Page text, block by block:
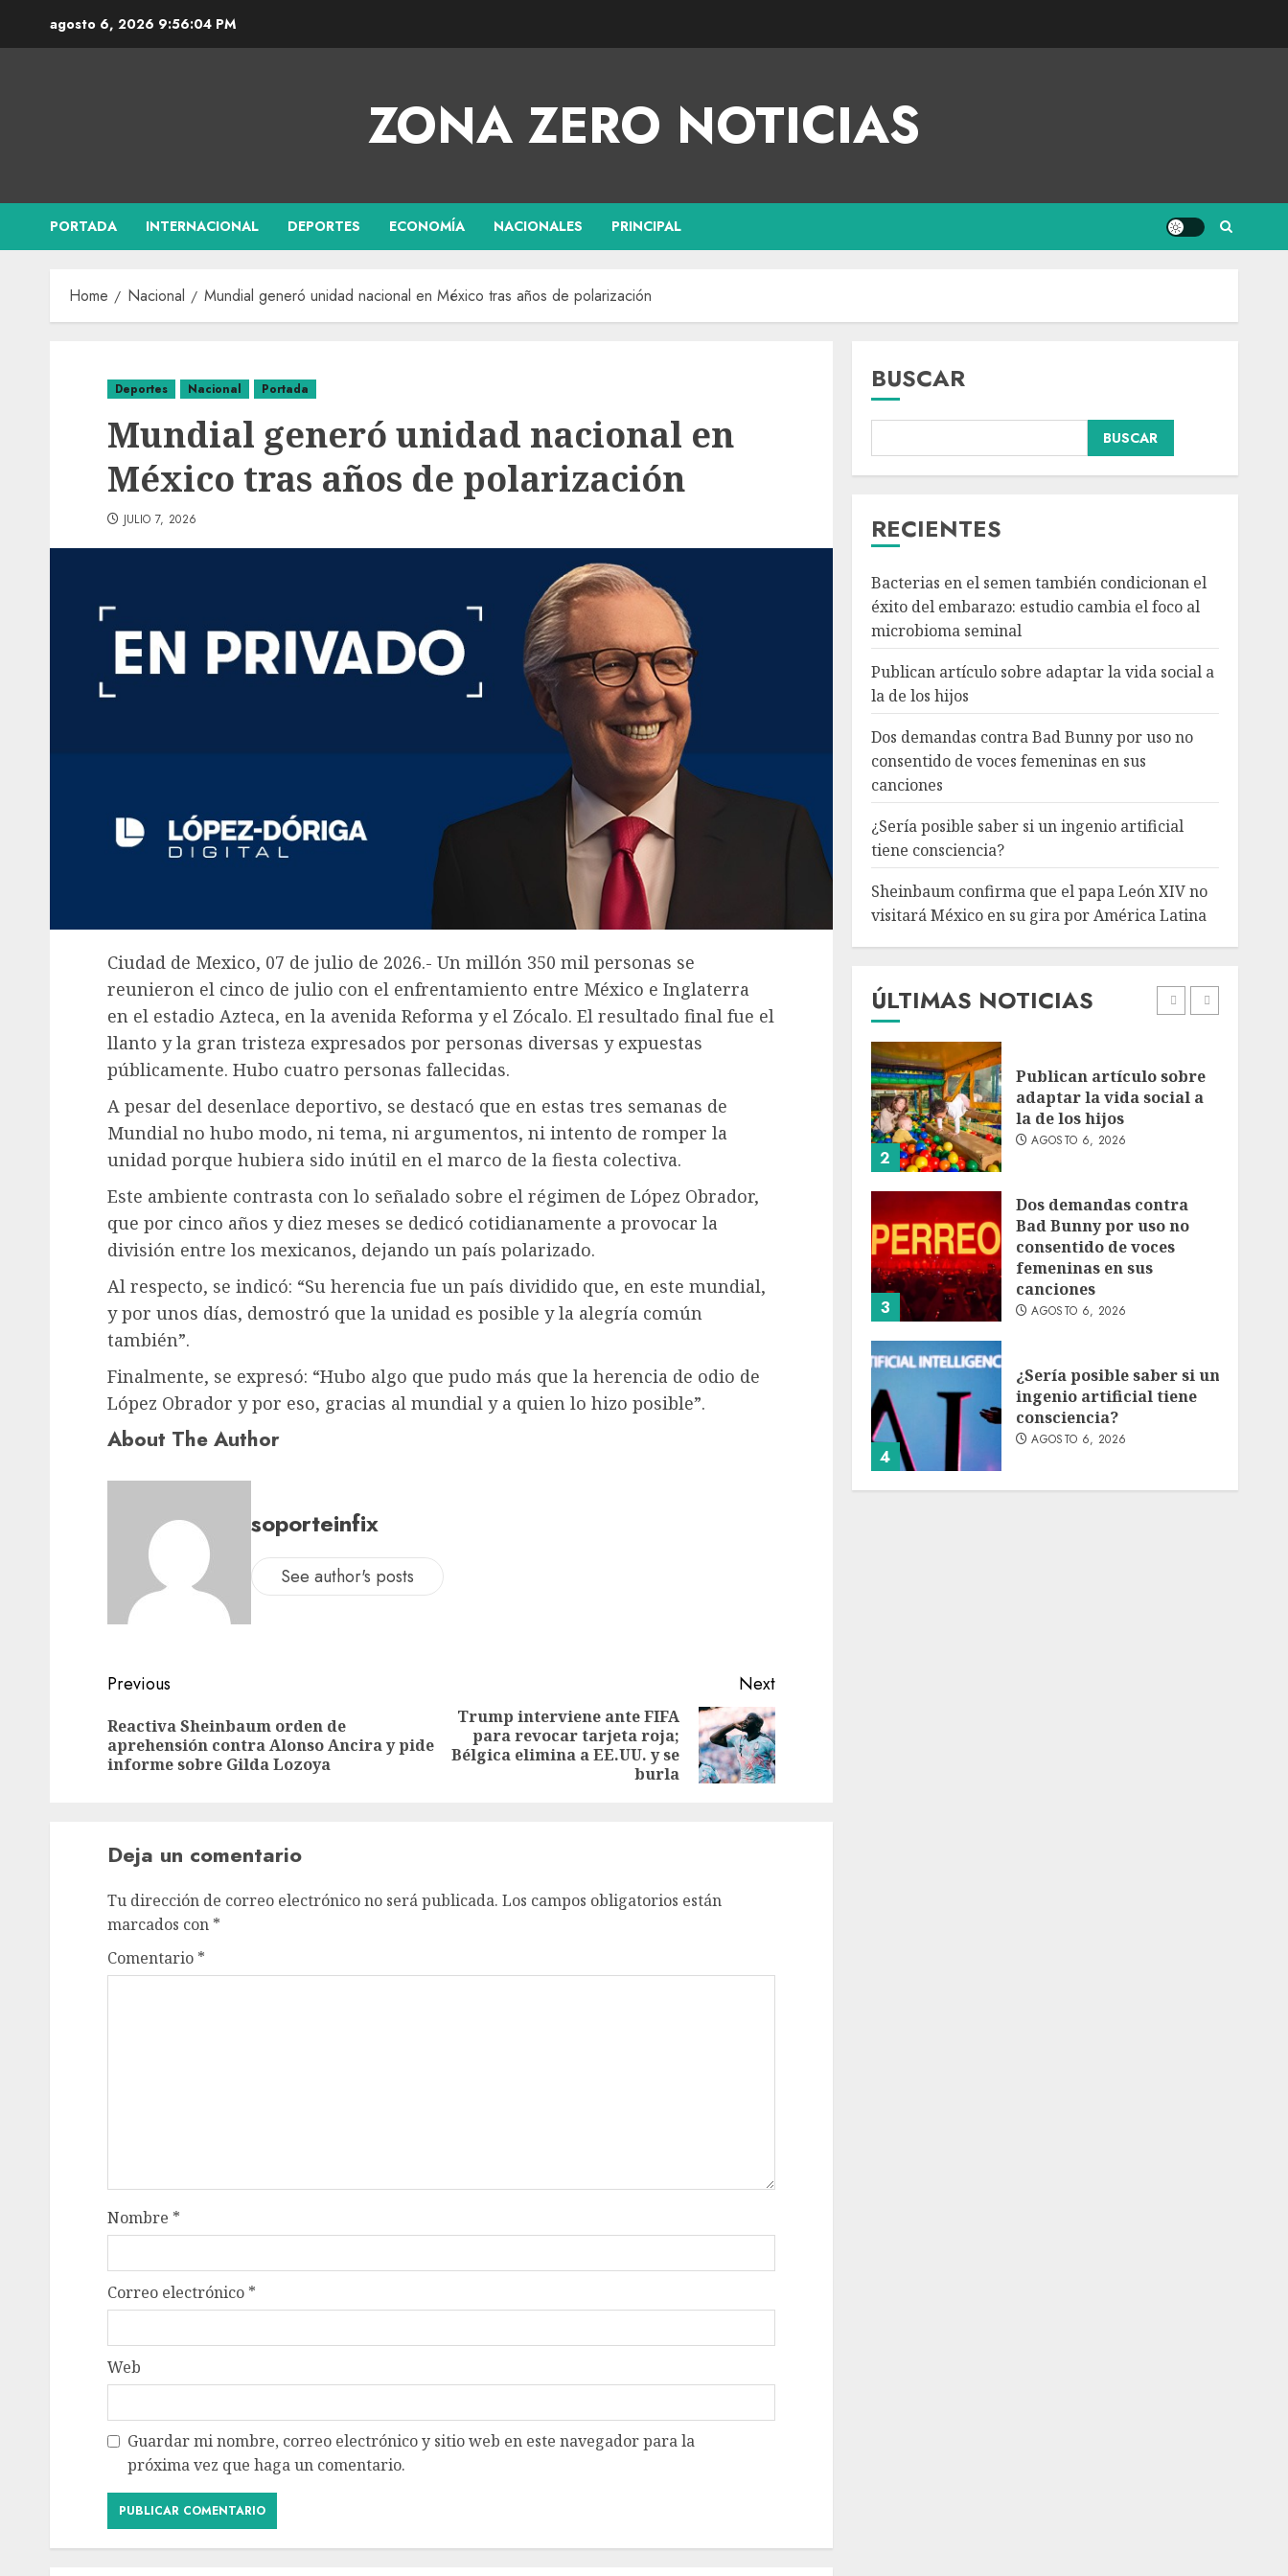
agosto 6, 2026 9:56:05 PM
ZONA ZERO NOTICIAS
PORTADA INTERNACIONAL DEPORTES ECONOMÍA NACIONALES PRINCIPAL
Home Nacional Mundial generó unidad nacional en México tras años de polarización
Deportes Nacional Portada
Mundial generó unidad nacional en
México tras años de polarización
JULIO 7, 2026
Ciudad de Mexico, 07 de julio de 2026.- Un millón 350 mil personas se
reunieron el cinco de julio con el enfrentamiento entre México e Inglaterra
en el estadio Azteca, en la avenida Reforma y el Zócalo. El resultado final fue el
llanto y la gran tristeza expresados por personas diversas y expuestas
públicamente. Hubo cuatro personas fallecidas.
A pesar del desenlace deportivo, se destacó que en estas tres semanas de
Mundial no hubo modo, ni tema, ni argumentos, ni intento de romper la
unidad porque hubiera sido inútil en el marco de la fiesta colectiva.
Este ambiente contrasta con lo señalado sobre el régimen de López Obrador,
que por cinco años y diez meses se dedicó cotidianamente a provocar la
división entre los mexicanos, dejando un país polarizado.
Al respecto, se indicó: “Su herencia fue un país dividido que, en este mundial,
y por unos días, demostró que la unidad es posible y la alegría común
también”.
Finalmente, se expresó: “Hubo algo que pudo más que la herencia de odio de
López Obrador y por eso, gracias al mundial y a quien lo hizo posible”.
About The Author
soporteinfix
See author's posts
Previous
Reactiva Sheinbaum orden de
aprehensión contra Alonso Ancira y pide
informe sobre Gilda Lozoya
Next
Trump interviene ante FIFA
para revocar tarjeta roja;
Bélgica elimina a EE.UU. y se
burla
Deja un comentario
Tu dirección de correo electrónico no será publicada. Los campos obligatorios están
marcados con *
Comentario *
Nombre *
Correo electrónico *
Web
Guardar mi nombre, correo electrónico y sitio web en este navegador para la
próxima vez que haga un comentario.
BUSCAR
BUSCAR
RECIENTES
Bacterias en el semen también condicionan el
éxito del embarazo: estudio cambia el foco al
microbioma seminal
Publican artículo sobre adaptar la vida social a
la de los hijos
Dos demandas contra Bad Bunny por uso no
consentido de voces femeninas en sus
canciones
¿Sería posible saber si un ingenio artificial
tiene consciencia?
Sheinbaum confirma que el papa León XIV no
visitará México en su gira por América Latina
ÚLTIMAS NOTICIAS
Dos demandas contra
Bad Bunny por uso no
4
¿Sería posible saber si un
ingenio artificial tiene
consciencia?
5
Sheinbaum confirma que
visitará México en su
gira por América Latina
1
Bacterias en el semen
también condicionan el
éxito del embarazo:
microbioma seminal
AGOSTO 6, 2026
2
Publican artículo sobre
adaptar la vida social a
la de los hijos
AGOSTO 6, 2026
3
Dos demandas contra
Bad Bunny por uso no
consentido de voces
femeninas en sus
canciones
AGOSTO 6, 2026
4
¿Sería posible saber si un
ingenio artificial tiene
consciencia?
AGOSTO 6, 2026